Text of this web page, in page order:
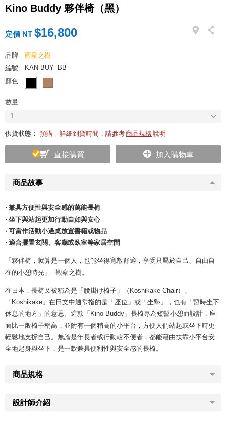
Kino Buddy 夥伴椅（黑）
商品故事
‧ 兼具方便性與安全感的萬能長椅
‧ 坐下與站起更加行動自如與安心
‧ 可當作活動小邊桌放置書籍或物品
‧ 適合擺置玄關、客廳或臥室等家居空間
「夥伴椅，就算是一個人，也能坐得寬敞舒適，享受只屬於自己、自由自
在的小憩時光」─觀察之樹。
在日本，長椅又被稱為是「腰掛け椅子」（Koshikake Chair）。
「Koshikake」在日文中通常指的是「座位」或「坐墊」，也有「暫時坐下
休息的地方」的意思。這款「Kino Buddy」長椅專為短暫小憩而設計，座
面比一般椅子稍高，並附有一個稍高的小平台，方便人們站起或坐下時更
輕鬆地支撐自己。無論是年長者或行動較不便者，都能藉由扶靠小平台安
全地起身與坐下，是一款兼具便利性與安全感的長椅。
商品規格
設計師介紹
定價 NT $16,800
品牌
觀察之樹
編號
KAN-BUY_BB
顏色
數量
1
供貨狀態： 預購｜詳細到貨時間，請參考商品規格說明
直接購買 加入購物車